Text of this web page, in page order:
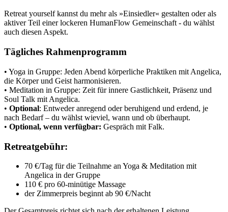
Retreat yourself kannst du mehr als »Einsiedler« gestalten oder als
aktiver Teil einer lockeren HumanFlow Gemeinschaft - du wählst
auch diesen Aspekt.
Tägliches Rahmenprogramm
• Yoga in Gruppe: Jeden Abend körperliche Praktiken mit Angelica,
die Körper und Geist harmonisieren.
• Meditation in Gruppe: Zeit für innere Gastlichkeit, Präsenz und
Soul Talk mit Angelica.
• Optional: Entweder anregend oder beruhigend und erdend, je
nach Bedarf – du wählst wieviel, wann und ob überhaupt.
• Optional, wenn verfügbar: Gespräch mit Falk.
Retreatgebühr:
70 €/Tag für die Teilnahme an Yoga & Meditation mit
Angelica in der Gruppe
110 € pro 60-minütige Massage
der Zimmerpreis beginnt ab 90 €/Nacht